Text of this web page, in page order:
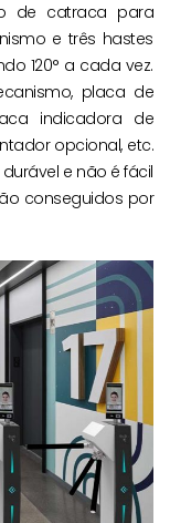
de catraca para
e três hastes
120° a cada vez.
placa de
indicadora de
opcional, etc.
durável e não é fácil
conseguidos por